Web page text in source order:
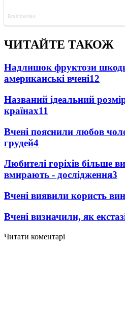
ЧИТАЙТЕ ТАКОЖ
Надлишок фруктози
американські вчені12
Названий ідеальний
країнах11
Вчені пояснили любов
грудей4
Любителі горіхів більше
вмирають - дослідження3
Вчені виявили користь
Вчені визначили, як
Читати коментарі